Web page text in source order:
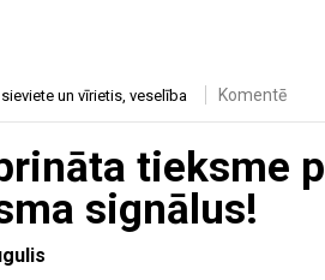
sieviete un vīrietis, veselība Komentē
tieksme
signālus!